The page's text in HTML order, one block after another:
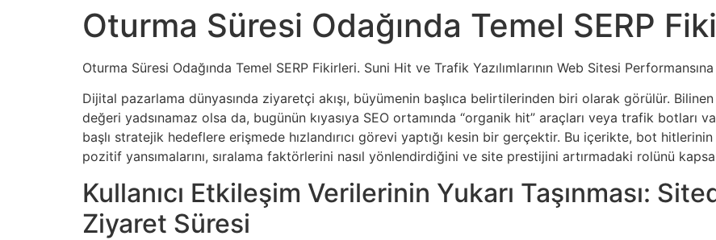
Oturma Süresi Odağında Temel SERP
Oturma Süresi Odağında Temel SERP Fikirleri. Suni Hit ve Trafik Yazılımlarının Web Sitesi
Dijital pazarlama dünyasında ziyaretçi akışı, büyümenin başlıca belirtilerinden biri olarak görülür.
değeri yadsınamaz olsa da, bugünün kıyasıya SEO ortamında “organik hit” araçları veya trafik botları
başlı stratejik hedeflere erişmede hızlandırıcı görevi yaptığı kesin bir gerçektir. Bu içerikte, bot
pozitif yansımalarını, sıralama faktörlerini nasıl yönlendirdiğini ve site prestijini artırmadaki rolünü
Kullanıcı Etkileşim Verilerinin Yukarı Taşınması:
Ziyaret Süresi